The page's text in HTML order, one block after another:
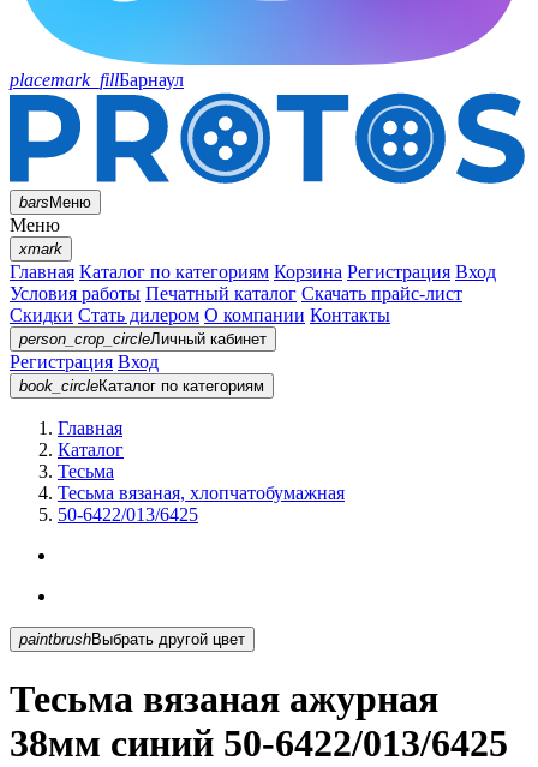
placemark_fillБарнаул
barsМеню
Меню
xmark
Главная Каталог по категориям Корзина Регистрация Вход
Условия работы Печатный каталог Скачать прайс-лист
Скидки Стать дилером О компании Контакты
person_crop_circleЛичный кабинет
Регистрация Вход
book_circleКаталог по категориям
Главная
Каталог
Тесьма
Тесьма вязаная, хлопчатобумажная
50-6422/013/6425
paintbrush Выбрать другой цвет
Тесьма вязаная ажурная
38мм синий 50-6422/013/6425